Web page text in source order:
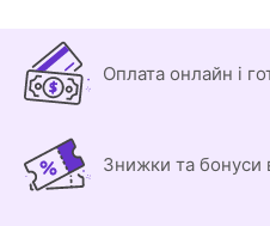
Оплата онлайн і
Знижки та бонуси